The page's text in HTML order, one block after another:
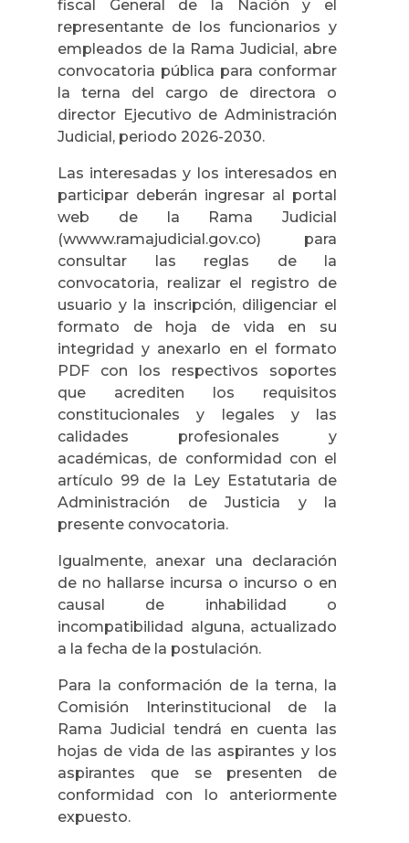
fiscal General de la Nación y el
representante de los funcionarios y
empleados de la Rama Judicial, abre
convocatoria pública para conformar
la terna del cargo de directora o
director Ejecutivo de Administración
Judicial, periodo 2026-2030.
Las interesadas y los interesados en
participar deberán ingresar al portal
web de la Rama Judicial
(wwww.ramajudicial.gov.co) para
consultar las reglas de la
convocatoria, realizar el registro de
usuario y la inscripción, diligenciar el
formato de hoja de vida en su
integridad y anexarlo en el formato
PDF con los respectivos soportes
que acrediten los requisitos
constitucionales y legales y las
calidades profesionales y
académicas, de conformidad con el
artículo 99 de la Ley Estatutaria de
Administración de Justicia y la
presente convocatoria.
Igualmente, anexar una declaración
de no hallarse incursa o incurso o en
causal de inhabilidad o
incompatibilidad alguna, actualizado
a la fecha de la postulación.
Para la conformación de la terna, la
Comisión Interinstitucional de la
Rama Judicial tendrá en cuenta las
hojas de vida de las aspirantes y los
aspirantes que se presenten de
conformidad con lo anteriormente
expuesto.